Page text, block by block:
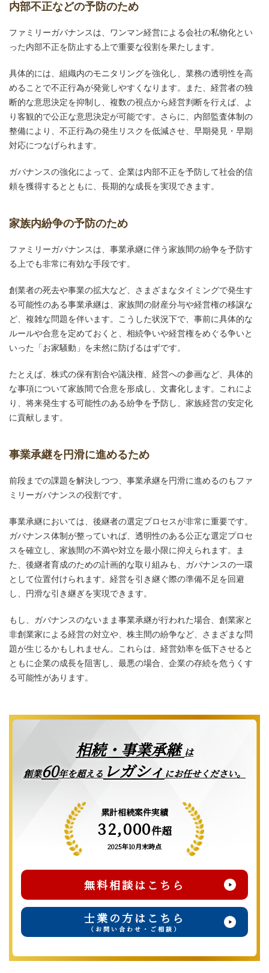
内部不正などの予防のため
ファミリーガバナンスは、ワンマン経営による会社の私物化とい
った内部不正を防止する上で重要な役割を果たします。
具体的には、組織内のモニタリングを強化し、業務の透明性を高
めることで不正行為が発覚しやすくなります。また、経営者の独
断的な意思決定を抑制し、複数の視点から経営判断を行えば、よ
り客観的で公正な意思決定が可能です。さらに、内部監査体制の
整備により、不正行為の発生リスクを低減させ、早期発見・早期
対応につなげられます。
ガバナンスの強化によって、企業は内部不正を予防して社会的信
頼を獲得するとともに、長期的な成長を実現できます。
家族内紛争の予防のため
ファミリーガバナンスは、事業承継に伴う家族間の紛争を予防す
る上でも非常に有効な手段です。
創業者の死去や事業の拡大など、さまざまなタイミングで発生す
る可能性のある事業承継は、家族間の財産分与や経営権の移譲な
ど、複雑な問題を伴います。こうした状況下で、事前に具体的な
ルールや合意を定めておくと、相続争いや経営権をめぐる争いと
いった「お家騒動」を未然に防げるはずです。
たとえば、株式の保有割合や議決権、経営への参画など、具体的
な事項について家族間で合意を形成し、文書化します。これによ
り、将来発生する可能性のある紛争を予防し、家族経営の安定化
に貢献します。
事業承継を円滑に進めるため
前段までの課題を解決しつつ、事業承継を円滑に進めるのもファ
ミリーガバナンスの役割です。
事業承継においては、後継者の選定プロセスが非常に重要です。
ガバナンス体制が整っていれば、透明性のある公正な選定プロセ
スを確立し、家族間の不満や対立を最小限に抑えられます。ま
た、後継者育成のための計画的な取り組みも、ガバナンスの一環
として位置付けられます。経営を引き継ぐ際の準備不足を回避
し、円滑な引き継ぎを実現できます。
もし、ガバナンスのないまま事業承継が行われた場合、創業家と
非創業家による経営の対立や、株主間の紛争など、さまざまな問
題が生じるかもしれません。これらは、経営効率を低下させると
ともに企業の成長を阻害し、最悪の場合、企業の存続を危うくす
る可能性があります。
相続・事業承継は
創業60年を超える レガシィ にお任せください。
累計相続案件実績
32,000件超
2025年10月末時点
無料相談はこちら
士業の方はこちら
（お問い合わせ・ご相談）